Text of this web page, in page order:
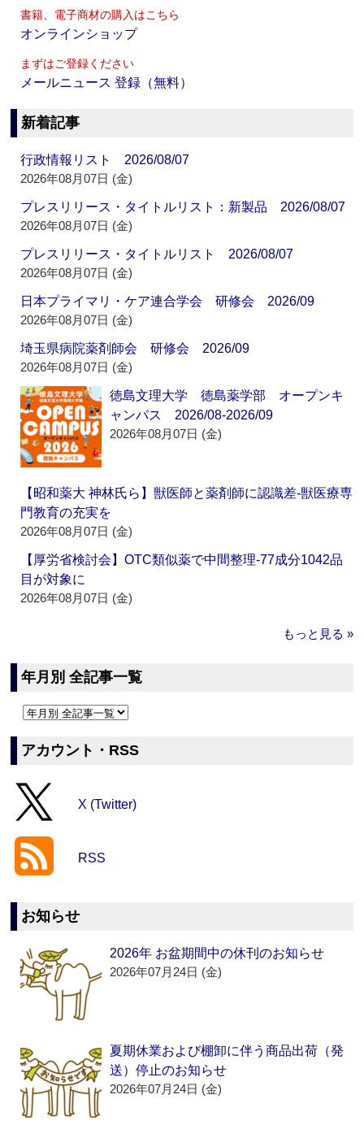
書籍、電子商材の購入はこちら
オンラインショップ
まずはご登録ください
メールニュース 登録（無料）
新着記事
行政情報リスト 2026/08/07
2026年08月07日 (金)
プレスリリース・タイトルリスト：新製品 2026/08/07
2026年08月07日 (金)
プレスリリース・タイトルリスト 2026/08/07
2026年08月07日 (金)
日本プライマリ・ケア連合学会 研修会 2026/09
2026年08月07日 (金)
埼玉県病院薬剤師会 研修会 2026/09
2026年08月07日 (金)
徳島文理大学 徳島薬学部 オープンキ
ャンパス 2026/08-2026/09
2026年08月07日 (金)
【昭和薬大 神林氏ら】獣医師と薬剤師に認識差‐獣医療専
門教育の充実を
2026年08月07日 (金)
【厚労省検討会】OTC類似薬で中間整理‐77成分1042品
目が対象に
2026年08月07日 (金)
もっと見る »
年月別 全記事一覧
アカウント・RSS
X (Twitter)
RSS
お知らせ
2026年 お盆期間中の休刊のお知らせ
2026年07月24日 (金)
夏期休業および棚卸に伴う商品出荷（発
送）停止のお知らせ
2026年07月24日 (金)